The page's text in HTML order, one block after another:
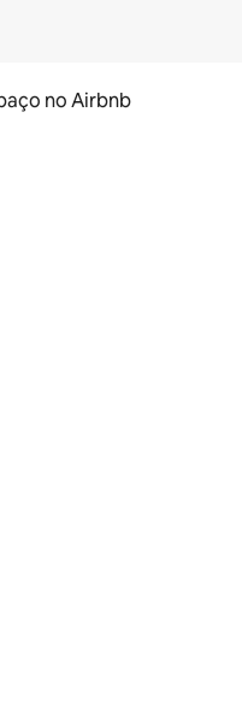
no Airbnb